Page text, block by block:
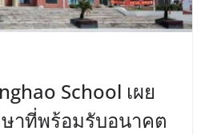
School เผย
าที่พร้อมรับอนาคต